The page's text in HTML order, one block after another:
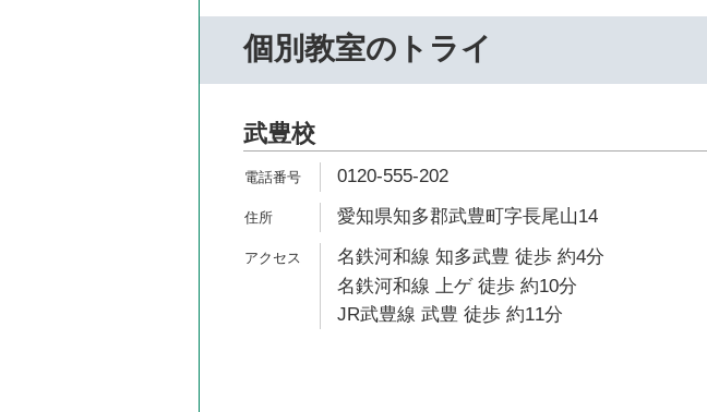
個別教室のトライ
武豊校
0120-555-202
愛知県知多郡武豊町字長尾山14
名鉄河和線 知多武豊 徒歩 約4分
名鉄河和線 上ゲ 徒歩 約10分
JR武豊線 武豊 徒歩 約11分